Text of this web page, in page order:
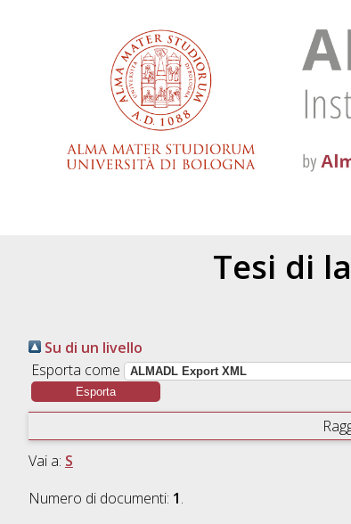
Tesi di
Su di un livello
Esporta come
Vai a: S
Numero di documenti: 1.